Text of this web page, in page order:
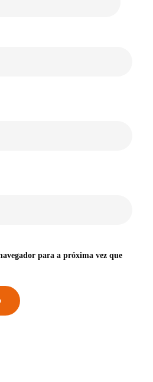
para a próxima vez que